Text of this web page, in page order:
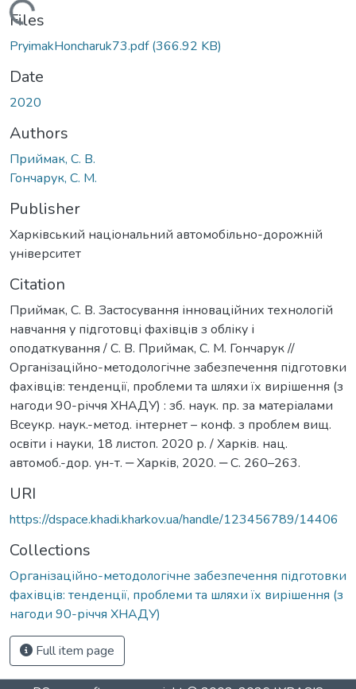
Loading...
Files
PryimakHoncharuk73.pdf(366.92 KB)
Date
2020
Authors
Приймак, С. В.
Гончарук, С. М.
Publisher
Харківський національний автомобільно-дорожній
університет
Citation
Приймак, С. В. Застосування інноваційних технологій
навчання у підготовці фахівців з обліку і
оподаткування / С. В. Приймак, С. М. Гончарук //
Організаційно-методологічне забезпечення підготовки
фахівців: тенденції, проблеми та шляхи їх вирішення (з
нагоди 90-річчя ХНАДУ) : зб. наук. пр. за матеріалами
Всеукр. наук.-метод. інтернет – конф. з проблем вищ.
освіти і науки, 18 листоп. 2020 р. / Харків. нац.
автомоб.-дор. ун-т. ‒ Харків, 2020. ‒ С. 260–263.
URI
https://dspace.khadi.kharkov.ua/handle/123456789/14406
Collections
Організаційно-методологічне забезпечення підготовки
фахівців: тенденції, проблеми та шляхи їх вирішення (з
нагоди 90-річчя ХНАДУ)
Full item page